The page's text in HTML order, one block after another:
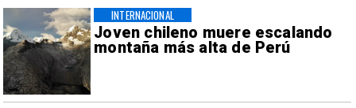
Joven chileno muere escalando
montaña más alta de Perú
INTERNACIONAL